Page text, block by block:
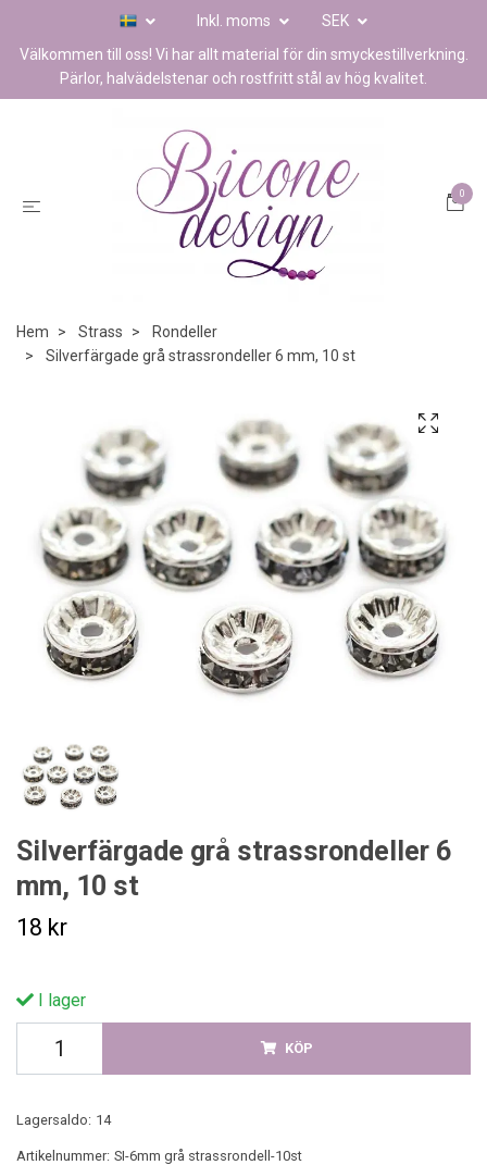
Inkl. moms
SEK
Välkommen till oss! Vi har allt material för din smyckestillverkning.
Pärlor, halvädelstenar och rostfritt stål av hög kvalitet.
0
Hem Strass
Rondeller
Silverfärgade grå strassrondeller 6 mm, 10 st
Silverfärgade grå strassrondeller 6
mm, 10 st
18 kr
I lager
KÖP
Lagersaldo: 14
Artikelnummer: SI-6mm grå strassrondell-10st